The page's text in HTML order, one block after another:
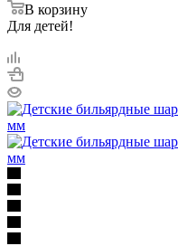
В корзину
Для детей!